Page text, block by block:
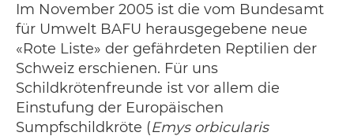
Im November 2005 ist die vom Bundesamt
für Umwelt BAFU herausgegebene neue
«Rote Liste» der gefährdeten Reptilien der
Schweiz erschienen. Für uns
Schildkrötenfreunde ist vor allem die
Einstufung der Europäischen
Sumpfschildkröte (Emys orbicularis